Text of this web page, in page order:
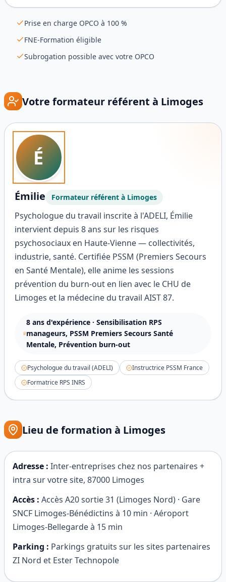
Prise en charge OPCO à 100 %
FNE-Formation éligible
Subrogation possible avec votre OPCO
Votre formateur référent à Limoges
É
Émilie Formateur référent à Limoges
Psychologue du travail inscrite à l'ADELI, Émilie
intervient depuis 8 ans sur les risques
psychosociaux en Haute-Vienne — collectivités,
industrie, santé. Certifiée PSSM (Premiers Secours
en Santé Mentale), elle anime les sessions
prévention du burn-out en lien avec le CHU de
Limoges et la médecine du travail AIST 87.
8 ans d'expérience ·Sensibilisation RPS
manageurs, PSSM Premiers Secours Santé
Mentale, Prévention burn-out
Psychologue du travail (ADELI)
Instructrice PSSM France
Formatrice RPS INRS
Lieu de formation à Limoges
Adresse : Inter-entreprises chez nos partenaires +
intra sur votre site, 87000 Limoges
Accès : Accès A20 sortie 31 (Limoges Nord) · Gare
SNCF Limoges-Bénédictins à 10 min · Aéroport
Limoges-Bellegarde à 15 min
Parking : Parkings gratuits sur les sites partenaires
ZI Nord et Ester Technopole